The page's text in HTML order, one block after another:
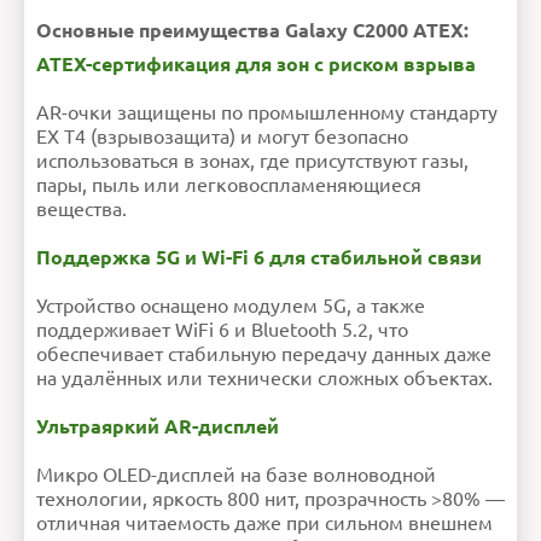
Основные преимущества Galaxy C2000 ATEX:
ATEX-сертификация для зон с риском взрыва
AR-очки защищены по промышленному стандарту
EX T4 (взрывозащита) и могут безопасно
использоваться в зонах, где присутствуют газы,
пары, пыль или легковоспламеняющиеся
вещества.
Поддержка 5G и Wi-Fi 6 для стабильной связи
Устройство оснащено модулем 5G, а также
поддерживает WiFi 6 и Bluetooth 5.2, что
обеспечивает стабильную передачу данных даже
на удалённых или технически сложных объектах.
Ультраяркий AR-дисплей
Микро OLED-дисплей на базе волноводной
технологии, яркость 800 нит, прозрачность >80% —
отличная читаемость даже при сильном внешнем